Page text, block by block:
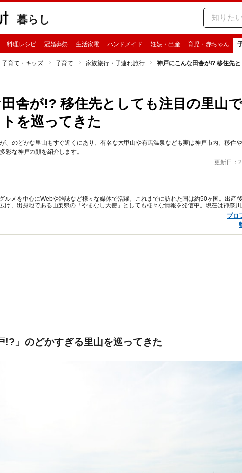
暮らし
料理レシピ 冠婚葬祭 生活家電 ハンドメイド 妊娠・出産 育児・赤ちゃん
子育て・キッズ 子育て 家族旅行・子連れ旅行 神戸にこんな田舎が!? 移住先
舎が!? 移住先としても注目の里山
を巡ってきた
、のどかな里山もすぐ近くにあり、有名な六甲山や有馬温泉なども実は神戸市内。移住
彩な神戸の顔を紹介します。
更新日：
ルメを中心にWebや雑誌など様々な媒体で活躍。これまでに訪れた国は約50ヶ国。出産
げ、出身地である山梨県の「やまなし大使」としても様々な情報を発信中。現在は神奈川
プロ
!?」のどかすぎる里山を巡ってきた